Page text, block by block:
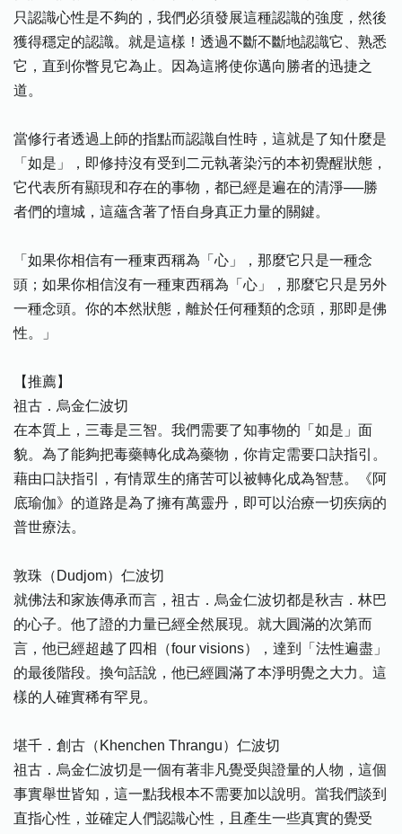
只認識心性是不夠的，我們必須發展這種認識的強度，然後
獲得穩定的認識。就是這樣！透過不斷不斷地認識它、熟悉
它，直到你瞥見它為止。因為這將使你邁向勝者的迅捷之
道。
當修行者透過上師的指點而認識自性時，這就是了知什麼是
「如是」，即修持沒有受到二元執著染污的本初覺醒狀態，
它代表所有顯現和存在的事物，都已經是遍在的清淨──勝
者們的壇城，這蘊含著了悟自身真正力量的關鍵。
「如果你相信有一種東西稱為「心」，那麼它只是一種念
頭；如果你相信沒有一種東西稱為「心」，那麼它只是另外
一種念頭。你的本然狀態，離於任何種類的念頭，那即是佛
性。」
【推薦】
祖古．烏金仁波切
在本質上，三毒是三智。我們需要了知事物的「如是」面
貌。為了能夠把毒藥轉化成為藥物，你肯定需要口訣指引。
藉由口訣指引，有情眾生的痛苦可以被轉化成為智慧。《阿
底瑜伽》的道路是為了擁有萬靈丹，即可以治療一切疾病的
普世療法。
敦珠（Dudjom）仁波切
就佛法和家族傳承而言，祖古．烏金仁波切都是秋吉．林巴
的心子。他了證的力量已經全然展現。就大圓滿的次第而
言，他已經超越了四相（four visions），達到「法性遍盡」
的最後階段。換句話說，他已經圓滿了本淨明覺之大力。這
樣的人確實稀有罕見。
堪千．創古（Khenchen Thrangu）仁波切
祖古．烏金仁波切是一個有著非凡覺受與證量的人物，這個
事實舉世皆知，這一點我根本不需要加以說明。當我們談到
直指心性，並確定人們認識心性，且產生一些真實的覺受